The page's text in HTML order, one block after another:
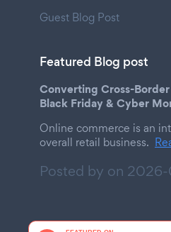
Guest Blog Post
Featured Blog post
Converting Cross-
Black Friday & Cyber
Online commerce is an
overall retail business.
Posted by on